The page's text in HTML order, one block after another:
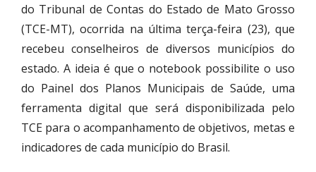
do Tribunal de Contas do Estado de Mato Grosso
(TCE-MT), ocorrida na última terça-feira (23), que
recebeu conselheiros de diversos municípios do
estado. A ideia é que o notebook possibilite o uso
do Painel dos Planos Municipais de Saúde, uma
ferramenta digital que será disponibilizada pelo
TCE para o acompanhamento de objetivos, metas e
indicadores de cada município do Brasil.